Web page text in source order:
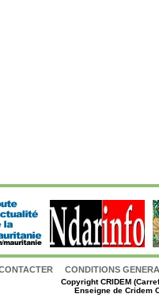
CONDITIONS
CopyrightCRIDEM
Enseigne de Cridem